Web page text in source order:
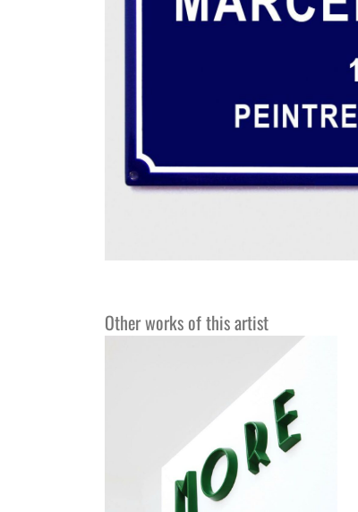
Other works of this artist